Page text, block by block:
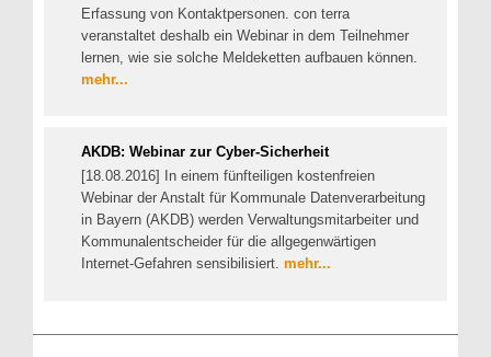
Erfassung von Kontaktpersonen. con terra
veranstaltet deshalb ein Webinar in dem Teilnehmer
lernen, wie sie solche Meldeketten aufbauen können.
mehr...
AKDB: Webinar zur Cyber-Sicherheit
[18.08.2016] In einem fünfteiligen kostenfreien
Webinar der Anstalt für Kommunale Datenverarbeitung
in Bayern (AKDB) werden Verwaltungsmitarbeiter und
Kommunalentscheider für die allgegenwärtigen
Internet-Gefahren sensibilisiert. mehr...